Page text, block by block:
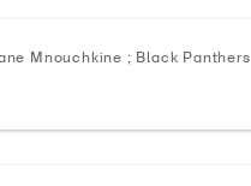
Mnouchkine ; Black Panthers